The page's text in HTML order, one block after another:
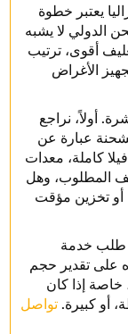
يعتبر خطوة
الدولي لا يشبه
أقوى، ترتيب
الأغراض
أولاً، نراجع
عبارة عن
كاملة، معدات
المطلوب، وهل
أو تخزين مؤقت
طلب خدمة
على تقدير حجم
إذا كان
أو كبيرة. تواصل